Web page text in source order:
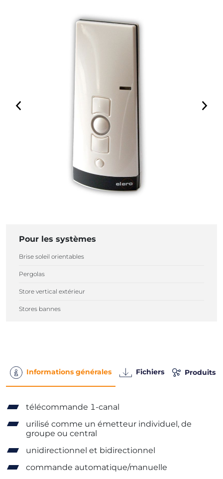
Pour les systèmes
Brise soleil orientables
Pergolas
Store vertical extérieur
Stores bannes
Informations générales Fichiers Produits
télécommande 1-canal
urilisé comme un émetteur individuel, de
groupe ou central
unidirectionnel et bidirectionnel
commande automatique/manuelle